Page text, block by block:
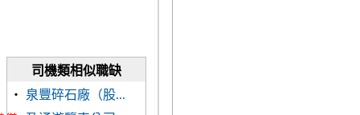
司機類相似職缺
‧ 泉豐碎石廠（股...